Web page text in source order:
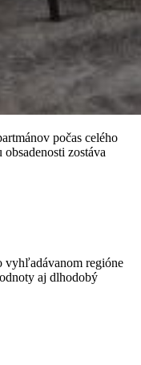
počas celého
zostáva
vyhľadávanom regióne
aj dlhodobý